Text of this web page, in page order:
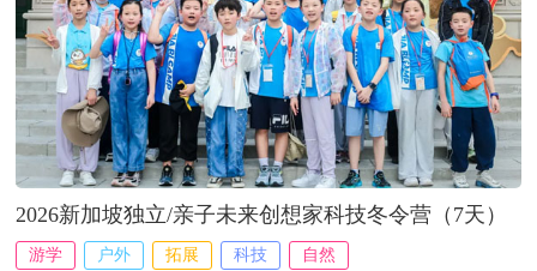
2026新加坡独立/亲子未来创想家科技冬令营（7天）
游学 户外 拓展 科技 自然